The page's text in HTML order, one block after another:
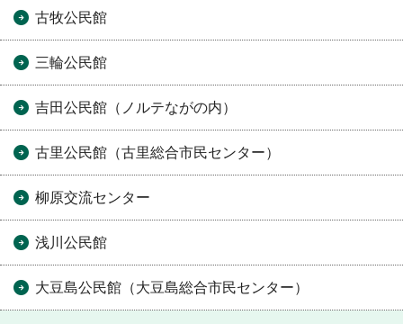
古牧公民館
三輪公民館
吉田公民館（ノルテながの内）
古里公民館（古里総合市民センター）
柳原交流センター
浅川公民館
大豆島公民館（大豆島総合市民センター）